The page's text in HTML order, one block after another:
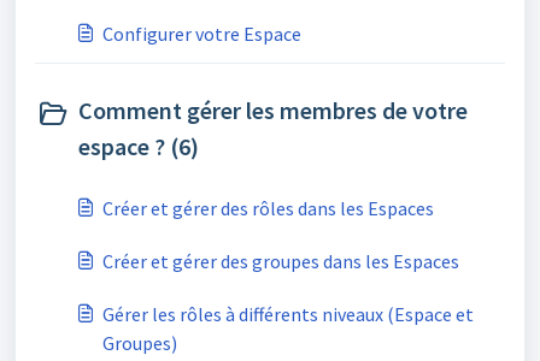
Configurer votre Espace
Comment gérer les membres de votre
espace ? (6)
Créer et gérer des rôles dans les Espaces
Créer et gérer des groupes dans les Espaces
Gérer les rôles à différents niveaux (Espace et
Groupes)